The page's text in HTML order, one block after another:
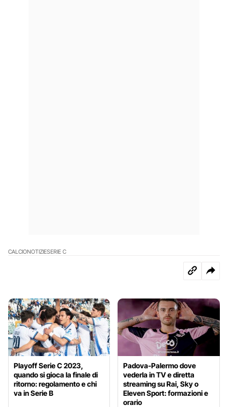
CALCIONOTIZIESERIE C
Playoff Serie C 2023,
quando si gioca la finale di
ritorno: regolamento e chi
va in Serie B
Padova-Palermo dove
vederla in TV e diretta
streaming su Rai, Sky o
Eleven Sport: formazioni e
orario